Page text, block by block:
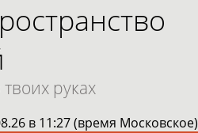
руках
в 11:27 (время Московское)